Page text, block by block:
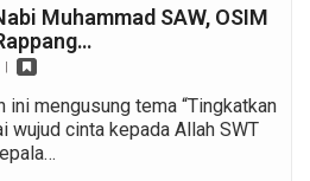
Muhammad SAW, OSIM
ini mengusung tema “Tingkatkan
wujud cinta kepada Allah SWT